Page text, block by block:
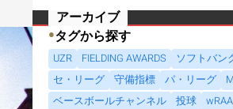
アーカイブ
●タグから探す
UZR FIELDING AWARDS ソフトバン
セ・リーグ
守備指標 パ・リーグ
ベースボールチャンネル
投球 wRAA